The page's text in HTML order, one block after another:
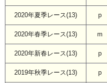
2020年夏季レース(13) p
2020年春季レース(13) m
2020年新春レース(13) p
2019年秋季レース(13) p